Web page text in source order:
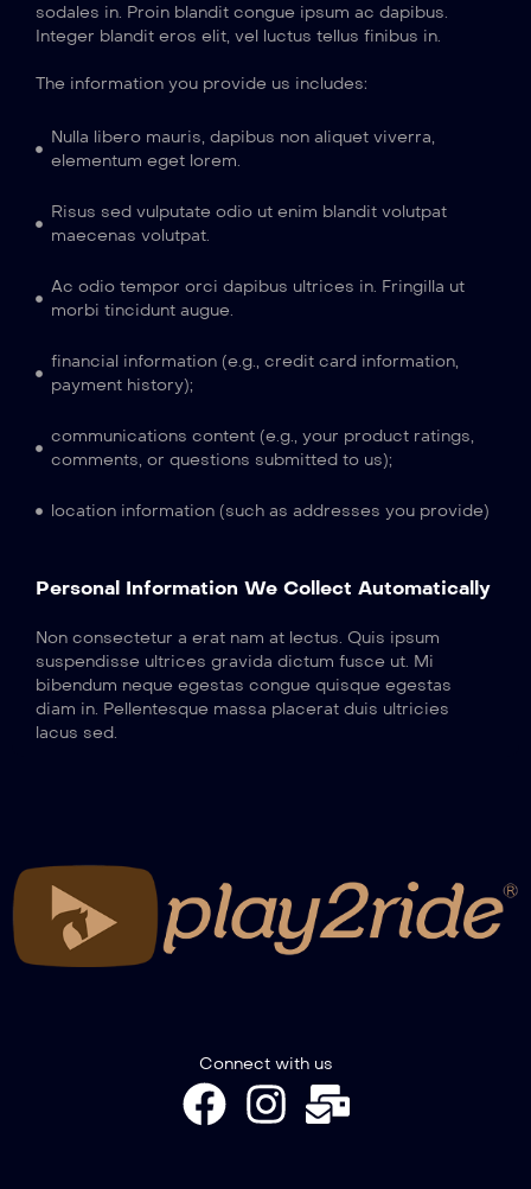
sodales in. Proin blandit congue ipsum ac dapibus.
Integer blandit eros elit, vel luctus tellus finibus in.
The information you provide us includes:
Nulla libero mauris, dapibus non aliquet viverra,
elementum eget lorem.
Risus sed vulputate odio ut enim blandit volutpat
maecenas volutpat.
Ac odio tempor orci dapibus ultrices in. Fringilla ut
morbi tincidunt augue.
financial information (e.g., credit card information,
payment history);
communications content (e.g., your product ratings,
comments, or questions submitted to us);
location information (such as addresses you provide)
Personal Information We Collect Automatically
Non consectetur a erat nam at lectus. Quis ipsum
suspendisse ultrices gravida dictum fusce ut. Mi
bibendum neque egestas congue quisque egestas
diam in. Pellentesque massa placerat duis ultricies
lacus sed.
Connect with us